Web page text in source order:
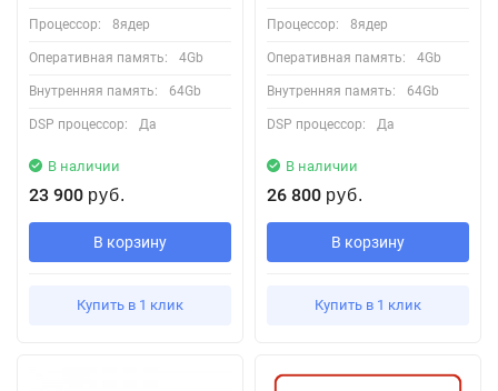
Процессор: 8ядер
Оперативная память: 4Gb
Внутренняя память: 64Gb
DSP процессор: Да
В наличии
23 900 руб.
В корзину
Купить в 1 клик
Процессор: 8ядер
Оперативная память: 4Gb
Внутренняя память: 64Gb
DSP процессор: Да
В наличии
26 800 руб.
В корзину
Купить в 1 клик